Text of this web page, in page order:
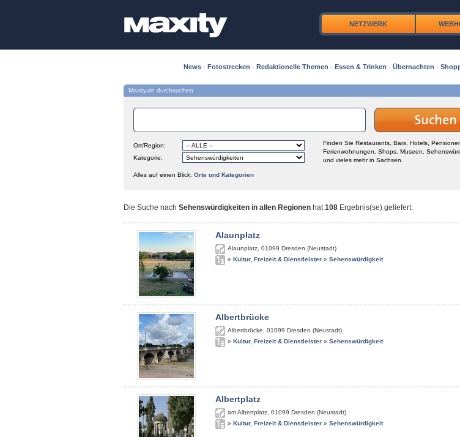
NETZWERK
News · Fotostrecken · Redaktionelle Themen · Essen & Trinken · Übernachten ·
Maxity.de durchsuchen
Ort/Region:
Kategorie:
Finden Sie Restaurants, Bars, Hotels,
Ferienwohnungen, Shops, Museen,
und vieles mehr in Sachsen.
Alles auf einen Blick: Orte und Kategorien
Die Suche nach Sehenswürdigkeiten in allen Regionen hat108 Ergebnis(se) geliefert:
Alaunplatz
Alaunplatz 01099 Dresden (Neustadt)
» Kultur, Freizeit & Dienstleister » Sehenswürdigkeit
Albertbrücke
Albertbrücke 01099 Dresden (Neustadt)
» Kultur, Freizeit & Dienstleister » Sehenswürdigkeit
Albertplatz
am Albertplatz 01099 Dresden (Neustadt)
» Kultur, Freizeit & Dienstleister » Sehenswürdigkeit